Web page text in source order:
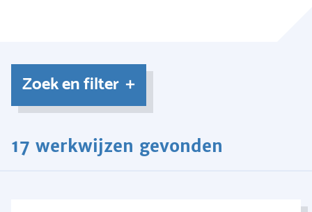
Zoek en filter
17 werkwijzen gevonden